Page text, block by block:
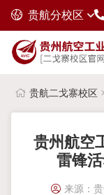
贵航分校区
贵航二戈寨校区
贵州航空
雷锋
来源：